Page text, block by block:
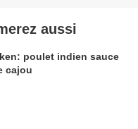
aussi
poulet indien sauce
cajou